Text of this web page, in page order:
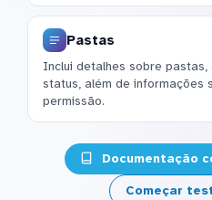
Pastas
Inclui detalhes sobre pastas,
status, além de informações
permissão.
Documentação
Começar